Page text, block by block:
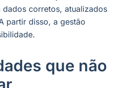
corretos, atualizados
partir disso, a gestão
que não